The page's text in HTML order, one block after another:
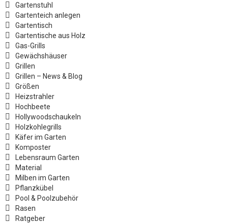
Gartenstuhl
Gartenteich anlegen
Gartentisch
Gartentische aus Holz
Gas-Grills
Gewächshäuser
Grillen
Grillen – News & Blog
Größen
Heizstrahler
Hochbeete
Hollywoodschaukeln
Holzkohlegrills
Käfer im Garten
Komposter
Lebensraum Garten
Material
Milben im Garten
Pflanzkübel
Pool & Poolzubehör
Rasen
Ratgeber